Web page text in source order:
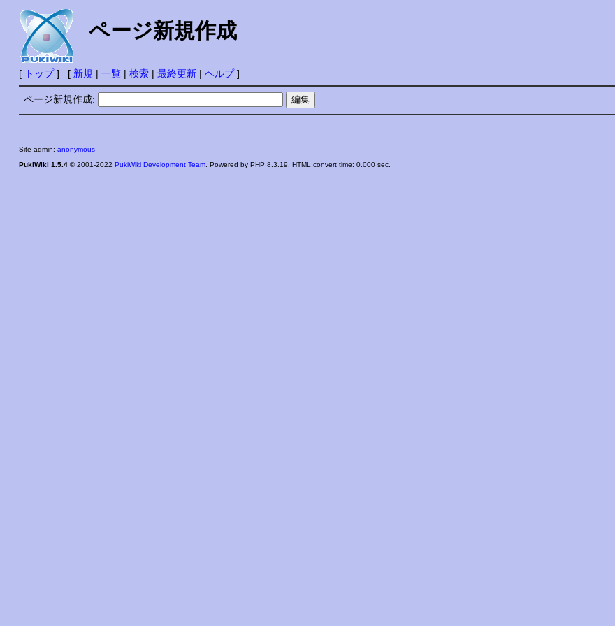
ページ新規作成
[ トップ] [ 新規 | 一覧| 検索| 最終更新| ヘルプ]
ページ新規作成:
Site admin: anonymous
PukiWiki 1.5.4© 2001-2022 PukiWiki Development Team. Powered by PHP 8.3.19. HTML convert time: 0.000 sec.